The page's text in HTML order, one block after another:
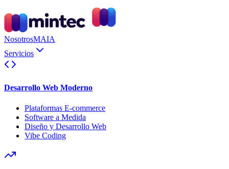
NosotrosMAIA
Servicios
Desarrollo Web Moderno
Plataformas E-commerce
Software a Medida
Diseño y Desarrollo Web
Vibe Coding